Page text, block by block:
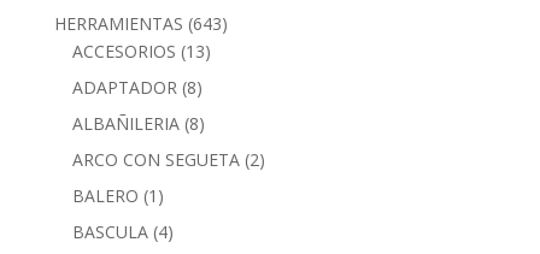
HERRAMIENTAS (643)
ACCESORIOS (13)
ADAPTADOR (8)
ALBAÑILERIA (8)
ARCO CON SEGUETA (2)
BALERO (1)
BASCULA (4)